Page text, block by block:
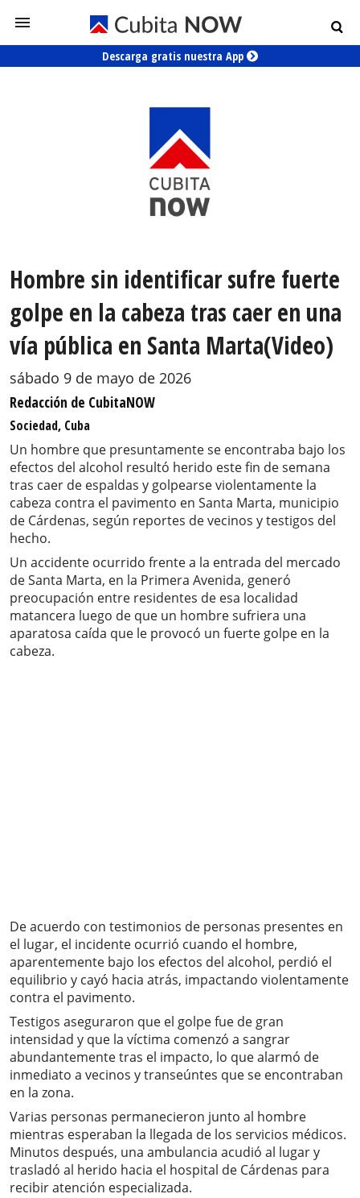
Descarga gratis nuestra App
Hombre sin identificar sufre fuerte
golpe en la cabeza tras caer en una
vía pública en Santa Marta(Video)
sábado 9 de mayo de 2026
Redacción de CubitaNOW
Sociedad, Cuba
Un hombre que presuntamente se encontraba bajo los
efectos del alcohol resultó herido este fin de semana
tras caer de espaldas y golpearse violentamente la
cabeza contra el pavimento en Santa Marta, municipio
de Cárdenas, según reportes de vecinos y testigos del
hecho.
Un accidente ocurrido frente a la entrada del mercado
de Santa Marta, en la Primera Avenida, generó
preocupación entre residentes de esa localidad
matancera luego de que un hombre sufriera una
aparatosa caída que le provocó un fuerte golpe en la
cabeza.
De acuerdo con testimonios de personas presentes en
el lugar, el incidente ocurrió cuando el hombre,
aparentemente bajo los efectos del alcohol, perdió el
equilibrio y cayó hacia atrás, impactando violentamente
contra el pavimento.
Testigos aseguraron que el golpe fue de gran
intensidad y que la víctima comenzó a sangrar
abundantemente tras el impacto, lo que alarmó de
inmediato a vecinos y transeúntes que se encontraban
en la zona.
Varias personas permanecieron junto al hombre
mientras esperaban la llegada de los servicios médicos.
Minutos después, una ambulancia acudió al lugar y
trasladó al herido hacia el hospital de Cárdenas para
recibir atención especializada.